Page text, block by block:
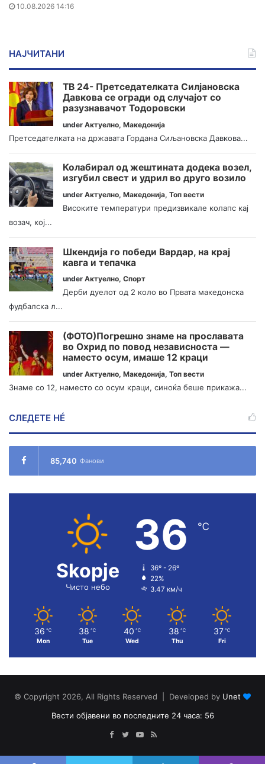
10.08.2026 14:16
НАЈЧИТАНИ
ТВ 24- Претседателката Силјановска
Давкова се огради од случајот со
разузнавачот Тодоровски
under Актуелно, Македонија
Претседателката на државата Гордана Сиљановска Давкова...
Колабирал од жештината додека возел,
изгубил свест и удрил во друго возило
under Актуелно, Македонија, Топ вести
Високите температури предизвикале колапс кај
возач, кој...
Шкендија го победи Вардар, на крај
кавга и тепачка
under Актуелно, Спорт
Дерби дуелот од 2 коло во Првата македонска
фудбалска л...
(ФОТО)Погрешно знаме на прославата
во Охрид по повод независноста —
наместо осум, имаше 12 краци
under Актуелно, Македонија, Топ вести
Знаме со 12, наместо со осум краци, синоќа беше прикажа...
СЛЕДЕТЕ НÉ
85,740 Фанови
Skopje
Чисто небо
36 ℃
36º - 26º
22%
3.47 км/ч
36 ℃
Mon
38 ℃
Tue
40 ℃
Wed
38 ℃
Thu
37 ℃
Fri
© Copyright 2026, All Rights Reserved | Developed by Unet
Вести објавени во последните 24 часа: 56
Facebook
TwitterYouTube
RSS